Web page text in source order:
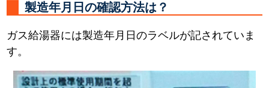
製造年月日の確認方法は？
ガス給湯器には製造年月日のラベルが記されていま
す。